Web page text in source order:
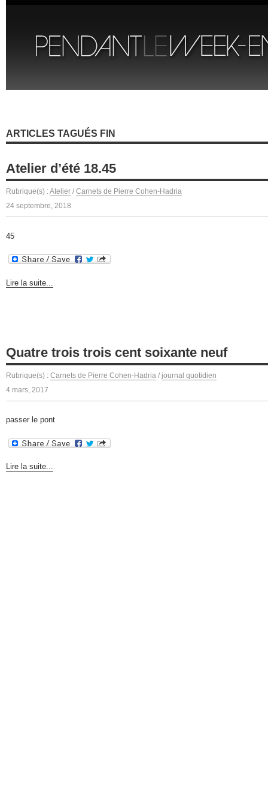
ARTICLES TAGUÉS FIN
Atelier d’été 18.45
Rubrique(s) :Atelier / Carnets de Pierre Cohen-Hadria
24 septembre, 2018
45
Lire la suite...
Quatre trois trois cent soixante neuf
Rubrique(s) : Carnets de Pierre Cohen-Hadria / journal quotidien
4 mars, 2017
passer le pont
Lire la suite...